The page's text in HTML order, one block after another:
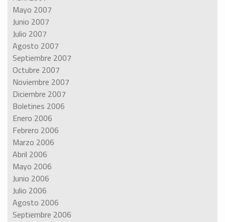
Mayo 2007
Junio 2007
Julio 2007
Agosto 2007
Septiembre 2007
Octubre 2007
Noviembre 2007
Diciembre 2007
Boletines 2006
Enero 2006
Febrero 2006
Marzo 2006
Abril 2006
Mayo 2006
Junio 2006
Julio 2006
Agosto 2006
Septiembre 2006